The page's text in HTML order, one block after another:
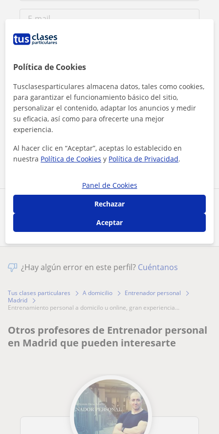
Comparte a este profesor
Al hacer clic, aceptas nuestro
Contactar ahora
¿Hay algún error en este perfil? Cuéntanos
Tus clases particulares A domicilio
Entrenador personal
Madrid
entrenamiento personal a domicilo u online, gran experiencia...
Otros profesores de Entrenador personal
en Madrid que pueden interesarte
Política de Cookies
Tusclasesparticulares almacena datos, tales como cookies,
para garantizar el funcionamiento básico del sitio,
personalizar el contenido, adaptar los anuncios y medir
su eficacia, así como para ofrecerte una mejor
experiencia.
Al hacer clic en “Aceptar”, aceptas lo establecido en
nuestra Política de Cookies y Política de Privacidad.
Panel de Cookies
Rechazar
Aceptar